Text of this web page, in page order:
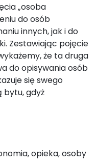
„osoba
do osób
innych, jak i do
Zestawiając pojęcie
że ta druga
do opisywania osób
się swego
bytu, gdyż
opieka, osoby